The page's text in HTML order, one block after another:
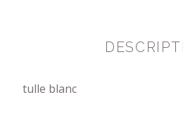
tulle blanc